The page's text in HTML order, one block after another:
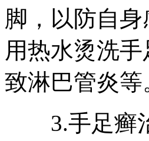
脚，以防自
用热水烫洗
致淋巴管炎等
3.手足癣治